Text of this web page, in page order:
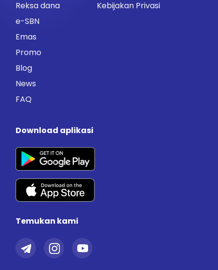
Reksa dana
e-SBN
Emas
Promo
Blog
News
FAQ
Kebijakan Privasi
Download aplikasi
Temukan kami